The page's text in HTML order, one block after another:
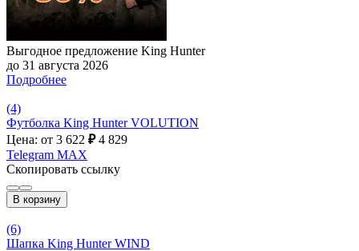
Выгодное предложение King Hunter
до 31 августа 2026
Подробнее
(4)
Футболка King Hunter VOLUTION
Цена: от 3 622 ₽ 4 829
Telegram MAX
Скопировать ссылку
В корзину
(6)
Шапка King Hunter WIND